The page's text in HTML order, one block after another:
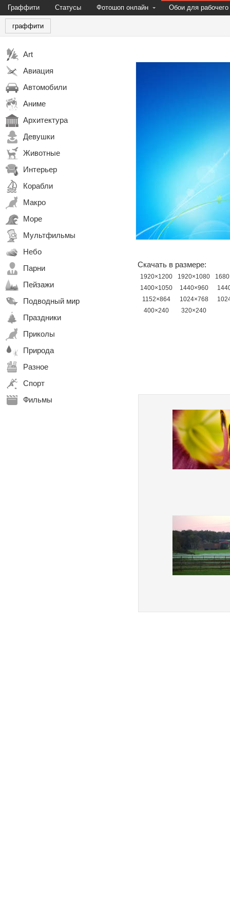
Граффити Статусы Фотошоп онлайн Обои для рабочего
граффити
Art
Авиация
Автомобили
Аниме
Архитектура
Девушки
Животные
Интерьер
Корабли
Макро
Море
Мультфильмы
Небо
Парни
Пейзажи
Подводный мир
Праздники
Приколы
Природа
Разное
Спорт
Фильмы
Скачать в размере:
1920×1200 1920×1080
1400×1050
1440×960
1152×864
1024×768
400×240
320×240